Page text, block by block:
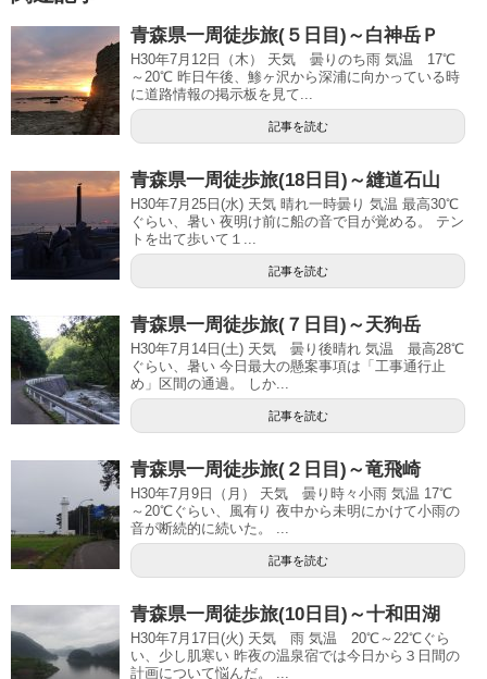
青森県一周徒歩旅(５日目)～白神岳Ｐ
H30年7月12日（木） 天気 曇りのち雨 気温 17℃
～20℃ 昨日午後、鯵ヶ沢から深浦に向かっている時
に道路情報の掲示板を見て...
記事を読む
青森県一周徒歩旅(18日目)～縫道石山
H30年7月25日(水) 天気 晴れ一時曇り 気温 最高30℃
ぐらい、暑い 夜明け前に船の音で目が覚める。 テン
トを出て歩いて１...
記事を読む
青森県一周徒歩旅(７日目)～天狗岳
H30年7月14日(土) 天気 曇り後晴れ 気温 最高28℃
ぐらい、暑い 今日最大の懸案事項は「工事通行止
め」区間の通過。 しか...
記事を読む
青森県一周徒歩旅(２日目)～竜飛崎
H30年7月9日（月） 天気 曇り時々小雨 気温 17℃
～20℃ぐらい、風有り 夜中から未明にかけて小雨の
音が断続的に続いた。 ...
記事を読む
青森県一周徒歩旅(10日目)～十和田湖
H30年7月17日(火) 天気 雨 気温 20℃～22℃ぐら
い、少し肌寒い 昨夜の温泉宿では今日から３日間の
計画について悩んだ。 ...